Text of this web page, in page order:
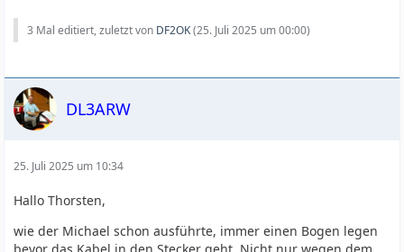
3 Mal editiert, zuletzt von DF2OK(25. Juli 2025 um 00:00)
DL3ARW
25. Juli 2025 um 10:34
Hallo Thorsten,
wie der Michael schon ausführte, immer einen Bogen legen